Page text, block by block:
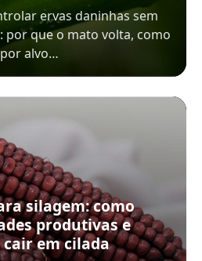
ervas daninhas sem
por que o mato volta, como
alvo…
silagem: como
produtivas e
em cilada